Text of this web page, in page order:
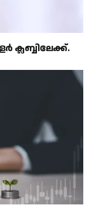
ക്ലബ്ബിലേക്ക്.